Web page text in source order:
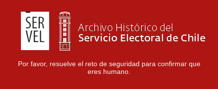
Por favor, resuelve el reto de seguridad para confirmar que
eres humano.